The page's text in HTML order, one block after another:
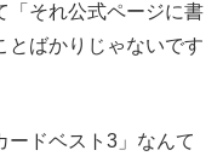
「それ公式ページに書
とばかりじゃないです
ードベスト3」なんて